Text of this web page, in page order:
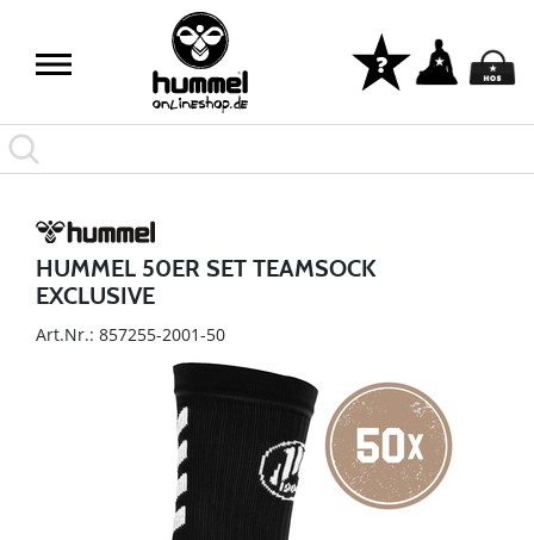
HUMMEL 50ER SET TEAMSOCK
EXCLUSIVE
Art.Nr.: 857255-2001-50